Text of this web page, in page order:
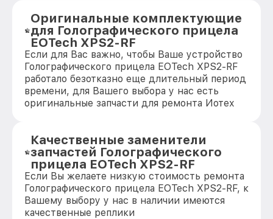
Оригинальные комплектующие
для Голографического прицела
EOTech XPS2-RF
Если для Вас важно, чтобы Ваше устройство
Голографического прицела EOTech XPS2-RF
работало безотказно еще длительный период
времени, для Вашего выбора у нас есть
оригинальные запчасти для ремонта Иотех
Качественные заменители
запчастей Голографического
прицела EOTech XPS2-RF
Если Вы желаете низкую стоимость ремонта
Голографического прицела EOTech XPS2-RF, к
Вашему выбору у нас в наличии имеются
качественные реплики